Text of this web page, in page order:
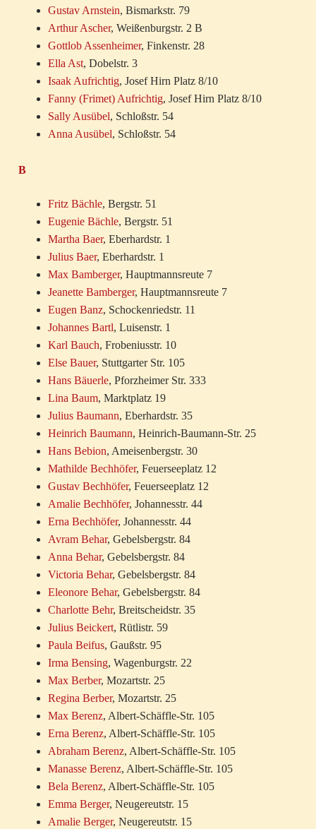
Gustav Arnstein, Bismarkstr. 79
Arthur Ascher, Weißenburgstr. 2 B
Gottlob Assenheimer, Finkenstr. 28
Ella Ast, Dobelstr. 3
Isaak Aufrichtig, Josef Hirn Platz 8/10
Fanny (Frimet) Aufrichtig, Josef Hirn Platz 8/10
Sally Ausübel, Schloßstr. 54
Anna Ausübel, Schloßstr. 54
B
Fritz Bächle, Bergstr. 51
Eugenie Bächle, Bergstr. 51
Martha Baer, Eberhardstr. 1
Julius Baer, Eberhardstr. 1
Max Bamberger, Hauptmannsreute 7
Jeanette Bamberger, Hauptmannsreute 7
Eugen Banz, Schockenriedstr. 11
Johannes Bartl, Luisenstr. 1
Karl Bauch, Frobeniusstr. 10
Else Bauer, Stuttgarter Str. 105
Hans Bäuerle, Pforzheimer Str. 333
Lina Baum, Marktplatz 19
Julius Baumann, Eberhardstr. 35
Heinrich Baumann, Heinrich-Baumann-Str. 25
Hans Bebion, Ameisenbergstr. 30
Mathilde Bechhöfer, Feuerseeplatz 12
Gustav Bechhöfer, Feuerseeplatz 12
Amalie Bechhöfer, Johannesstr. 44
Erna Bechhöfer, Johannesstr. 44
Avram Behar, Gebelsbergstr. 84
Anna Behar, Gebelsbergstr. 84
Victoria Behar, Gebelsbergstr. 84
Eleonore Behar, Gebelsbergstr. 84
Charlotte Behr, Breitscheidstr. 35
Julius Beickert, Rütlistr. 59
Paula Beifus, Gaußstr. 95
Irma Bensing, Wagenburgstr. 22
Max Berber, Mozartstr. 25
Regina Berber, Mozartstr. 25
Max Berenz, Albert-Schäffle-Str. 105
Erna Berenz, Albert-Schäffle-Str. 105
Abraham Berenz, Albert-Schäffle-Str. 105
Manasse Berenz, Albert-Schäffle-Str. 105
Bela Berenz, Albert-Schäffle-Str. 105
Emma Berger, Neugereutstr. 15
Amalie Berger, Neugereutstr. 15